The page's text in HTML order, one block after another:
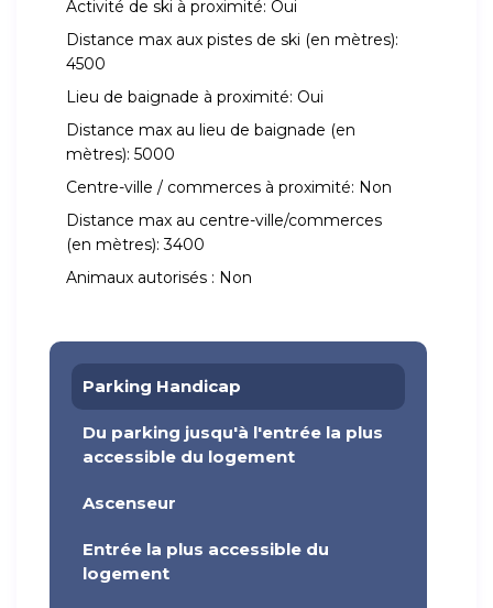
Activité de ski à proximité: Oui
Distance max aux pistes de ski (en mètres):
4500
Lieu de baignade à proximité: Oui
Distance max au lieu de baignade (en
mètres): 5000
Centre-ville / commerces à proximité: Non
Distance max au centre-ville/commerces
(en mètres): 3400
Animaux autorisés : Non
Parking Handicap
Du parking jusqu'à l'entrée la plus
accessible du logement
Ascenseur
Entrée la plus accessible du
logement